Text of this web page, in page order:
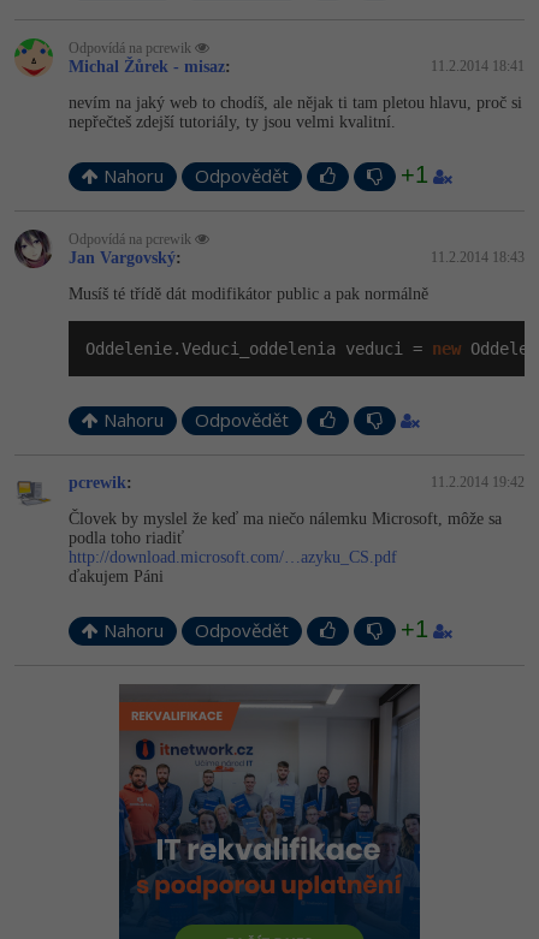
Odpovídá na pcrewik
Michal Žůrek - misaz: 11.2.2014 18:41
nevím na jaký web to chodíš, ale nějak ti tam pletou hlavu, proč si
nepřečteš zdejší tutoriály, ty jsou velmi kvalitní.
Nahoru Odpovědět +1
Odpovídá na pcrewik
Jan Vargovský: 11.2.2014 18:43
Musíš té třídě dát modifikátor public a pak normálně
Oddelenie.Veduci_oddelenia veduci = new
Nahoru Odpovědět
pcrewik: 11.2.2014 19:42
Človek by myslel že keď ma niečo nálemku Microsoft, môže sa
podla toho riadiť
http://download.microsoft.com/…azyku_CS.pdf
ďakujem Páni
Nahoru Odpovědět +1